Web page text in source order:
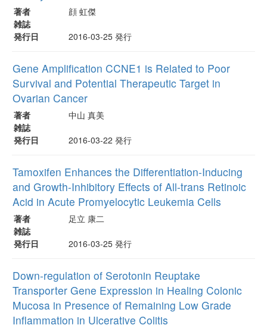
著者
顔 虹傑
雑誌
発行日
2016-03-25 発行
Gene Amplification CCNE1 is Related to Poor
Survival and Potential Therapeutic Target in
Ovarian Cancer
著者
中山 真美
雑誌
発行日
2016-03-22 発行
Tamoxifen Enhances the Differentiation-Inducing
and Growth-Inhibitory Effects of All-trans Retinoic
Acid in Acute Promyelocytic Leukemia Cells
著者
足立 康二
雑誌
発行日
2016-03-25 発行
Down-regulation of Serotonin Reuptake
Transporter Gene Expression in Healing Colonic
Mucosa in Presence of Remaining Low Grade
Inflammation in Ulcerative Colitis